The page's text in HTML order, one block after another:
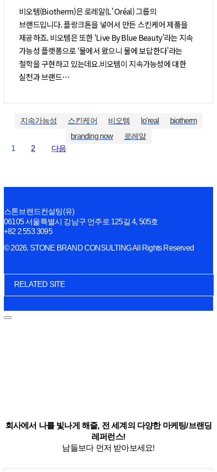
비오템(Biotherm)은 로레알(L’ Oréal) 그룹의
브랜드입니다. 플랑크톤을 넣어서 만든 스킨케어 제품을
제공하죠. 비오템은 또한 ‘Live By Blue Beauty’라는 지속
가능성 플랫폼으로 ‘물에서 왔으니 물에 보답한다’라는
철학을 구현하고 있는데요.비오템이 지속가능성에 대한
실천과 브랜드…
지속가능성 스킨케어 비오템 lo'real
biotherm
branding now
로레알
1
2 다음
스톤브랜드컨설팅(유)
06105 서울특별시 강남구 언주로 125길 4, 505호
+82 2 553 3095
© 2026. STONE BRAND CONSULTING All Rights Reserved
RELATED SITE
회사에서 나를 빛나게 해줄, 전 세계의 다양한 마케팅/브랜딩
레퍼런스!
남들보다 먼저 받아보세요!